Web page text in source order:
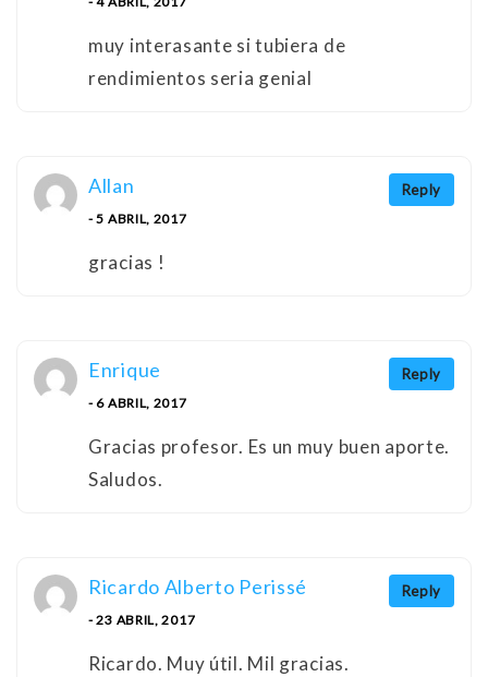
muy interasante si tubiera de
rendimientos seria genial
Reply
Allan
- 5 ABRIL, 2017
gracias !
Reply
Enrique
- 6 ABRIL, 2017
Gracias profesor. Es un muy buen aporte.
Saludos.
Reply
Ricardo Alberto Perissé
- 23 ABRIL, 2017
Ricardo. Muy útil. Mil gracias.